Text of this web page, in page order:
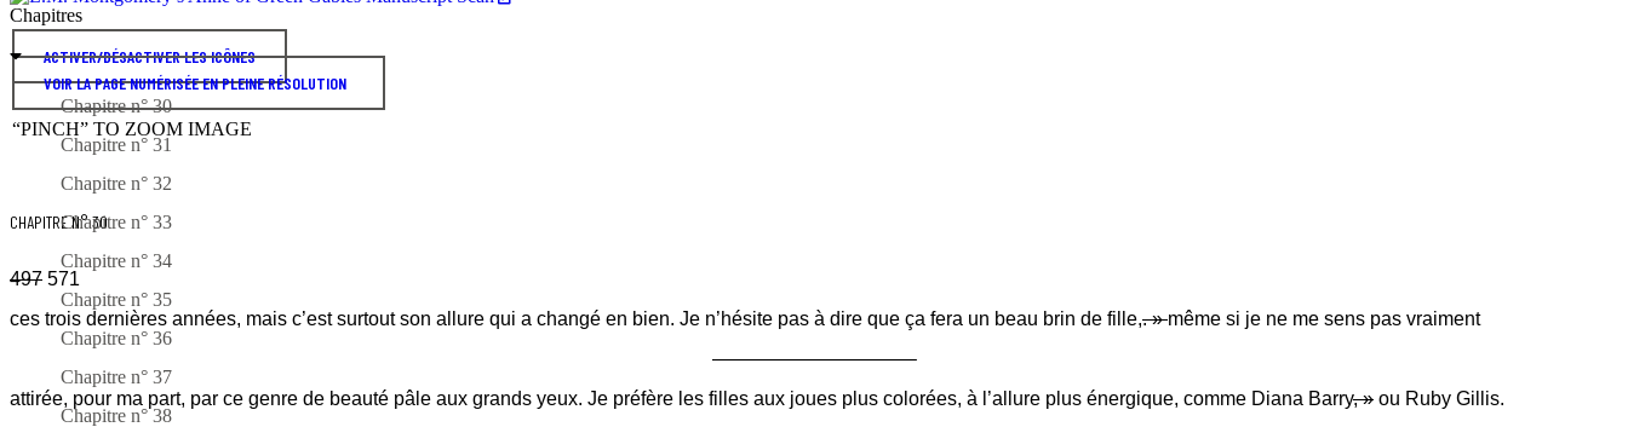
Chapitres
Chapitre n° 30
Chapitre n° 31
Chapitre n° 32
Chapitre n° 33
Chapitre n° 34
Chapitre n° 35
Chapitre n° 36
Chapitre n° 37
Chapitre n° 38
ACTIVER/DÉSACTIVER LES ICÔNES
VOIR LA PAGE NUMÉRISÉE EN PLEINE RÉSOLUTION
“PINCH” TO ZOOM IMAGE
CHAPITRE N° 30
497 571
ces trois dernières années, mais c’est surtout son allure qui a changé en bien. Je n’hésite pas à dire que ça fera un beau brin de fille,. »même si je ne me sens pas vraiment
——————————–
attirée, pour ma part, par ce genre de beauté pâle aux grands yeux. Je préfère les filles aux joues plus colorées, à l’allure plus énergique, comme Diana Barry, » ou Ruby Gillis.